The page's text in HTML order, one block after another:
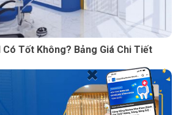
Có Tốt Không? Bảng Giá Chi Tiết